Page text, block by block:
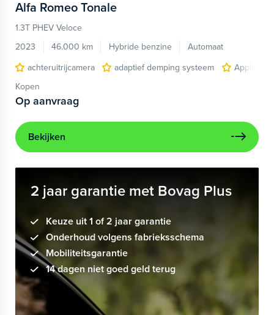
Alfa Romeo Tonale
1.3T PHEV Veloce
2023
46.000 km Hybride benzine
Automaat
achteruitrijcamera
adaptief demping systeem
Apple
Kopen
Op aanvraag
Bekijken
2 jaar garantie met Bovag Plus
Keuze uit 1 of 2 jaar garantie
Onderhoud volgens fabrieksschema
Mobiliteitsgarantie
14 dagen niet goed geld terug